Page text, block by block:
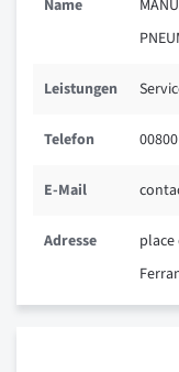
Name
Leistungen
Telefon
E-Mail
Adresse
place